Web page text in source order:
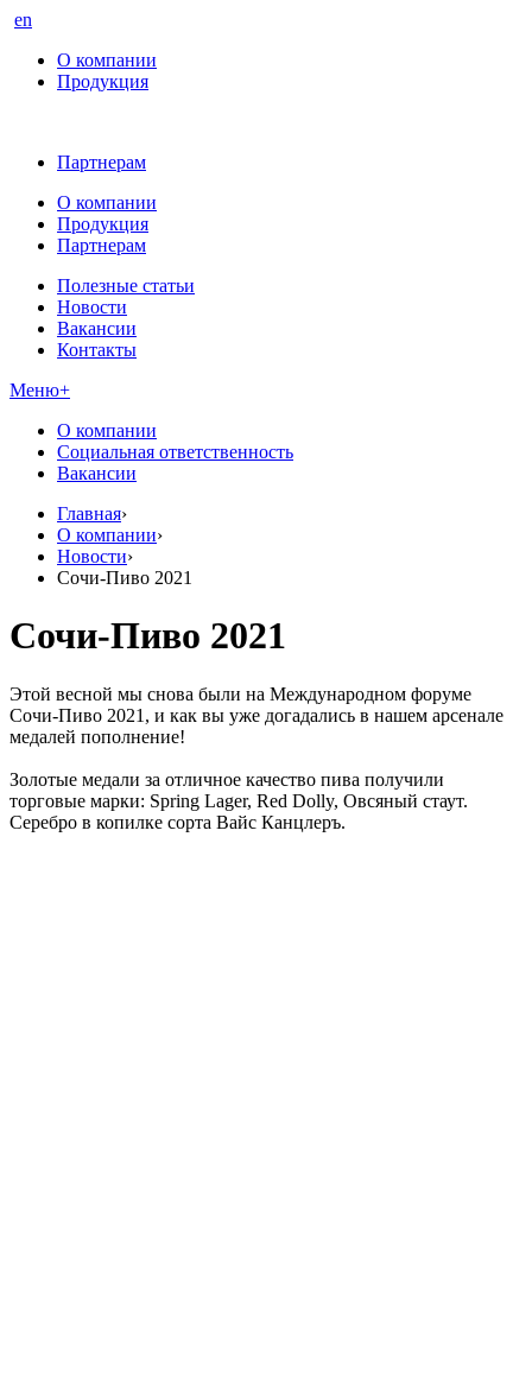
en
О компании
Продукция
Партнерам
О компании
Продукция
Партнерам
Полезные статьи
Новости
Вакансии
Контакты
Меню+
О компании
Социальная ответственность
Вакансии
Главная›
О компании›
Новости›
Сочи-Пиво 2021
Сочи-Пиво 2021
Этой весной мы снова были на Международном форуме
Сочи-Пиво 2021, и как вы уже догадались в нашем арсенале
медалей пополнение!
Золотые медали за отличное качество пива получили
торговые марки: Spring Lager, Red Dolly, Овсяный стаут.
Серебро в копилке сорта Вайс Канцлеръ.